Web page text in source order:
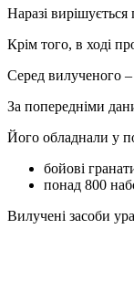
Наразі
Крім того, в ході
Серед вилученого
За попередніми
Його обладнали у
бойові
понад 800
Вилучені засоби